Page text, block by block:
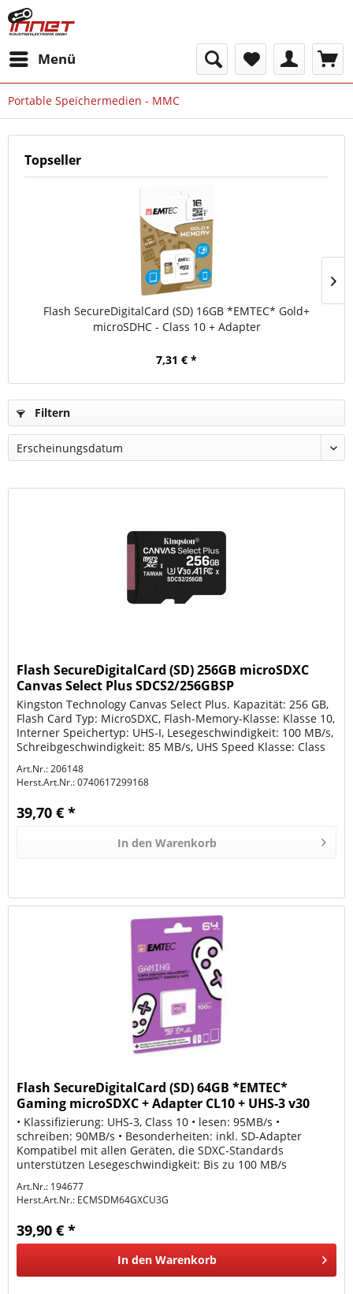
Menü
Portable Speichermedien - MMC
Topseller
Flash SecureDigitalCard (SD) 16GB *EMTEC* Gold+
microSDHC - Class 10 + Adapter
7,31 € *
Filtern
Flash SecureDigitalCard (SD) 256GB microSDXC
Canvas Select Plus SDCS2/256GBSP
Kingston Technology Canvas Select Plus. Kapazität: 256 GB,
Flash Card Typ: MicroSDXC, Flash-Memory-Klasse: Klasse 10,
Interner Speichertyp: UHS-I, Lesegeschwindigkeit: 100 MB/s,
Schreibgeschwindigkeit: 85 MB/s, UHS Speed Klasse: Class
Art.Nr.: 206148
Herst.Art.Nr.:0740617299168
39,70 € *
In den Warenkorb
Flash SecureDigitalCard (SD) 64GB *EMTEC*
Gaming microSDXC + Adapter CL10 + UHS-3 v30
Violett 100MB
• Klassifizierung: UHS-3, Class 10 • lesen: 95MB/s •
schreiben: 90MB/s • Besonderheiten: inkl. SD-Adapter
Kompatibel mit allen Geräten, die SDXC-Standards
unterstützen Lesegeschwindigkeit: Bis zu 100 MB/s
Art.Nr.: 194677
Herst.Art.Nr.: ECMSDM64GXCU3G
39,90 € *
In den Warenkorb